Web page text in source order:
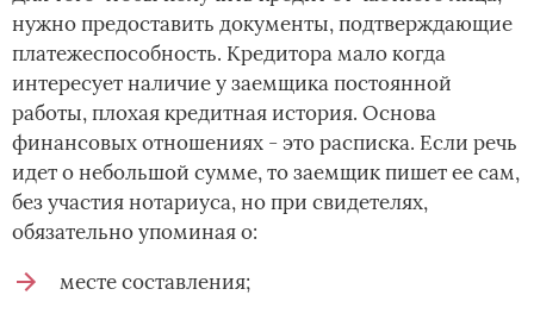
нужно предоставить документы, подтверждающие
платежеспособность. Кредитора мало когда
интересует наличие у заемщика постоянной
работы, плохая кредитная история. Основа
финансовых отношениях - это расписка. Если речь
идет о небольшой сумме, то заемщик пишет ее сам,
без участия нотариуса, но при свидетелях,
обязательно упоминая о:
месте составления;